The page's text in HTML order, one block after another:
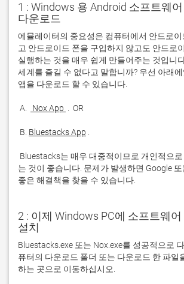
1 : Windows 용 Android 소프트웨
다운로드
에뮬레이터의 중요성은 컴퓨터에서 안드로이
고 안드로이드 폰을 구입하지 않고도 안드로
실행하는 것을 매우 쉽게 만들어주는 것입니
세계를 즐길 수 없다고 말합니까? 우선 아래
A. Nox App
B. Bluestacks App
는 것이 좋습니다. 문제가 발생하면 Google
좋은 해결책을 찾을 수 있습니다.
2 : 이제 Windows PC에 소프트웨
설치
Bluestacks.exe 또는 Nox.exe를 성공적으로
퓨터의 다운로드 폴더 또는 다운로드 한 파일